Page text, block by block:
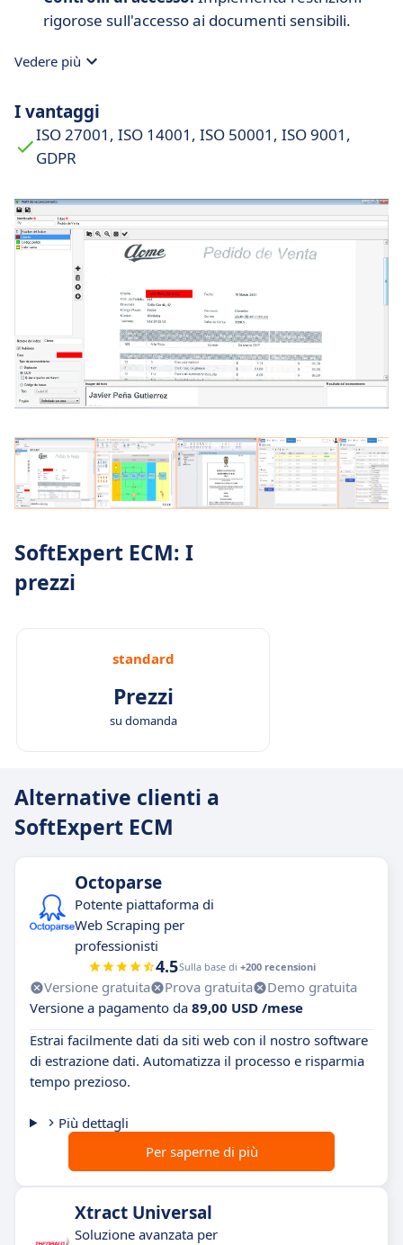
rigorose sull'accesso ai documenti sensibili.
Vedere più
I vantaggi
ISO 27001, ISO 14001, ISO 50001, ISO 9001,
GDPR
SoftExpert ECM: I
prezzi
standard
Prezzi
su domanda
Alternative clienti a
SoftExpert ECM
Octoparse
Potente piattaforma di
Web Scraping per
professionisti
4.5Sulla base di +200 recensioni
Versione gratuita Prova gratuita
Demo gratuita
Versione a pagamento da 89,00 USD /mese
Estrai facilmente dati da siti web con il nostro software
di estrazione dati. Automatizza il processo e risparmia
tempo prezioso.
Più dettagli
Per saperne di più
Xtract Universal
Soluzione avanzata per